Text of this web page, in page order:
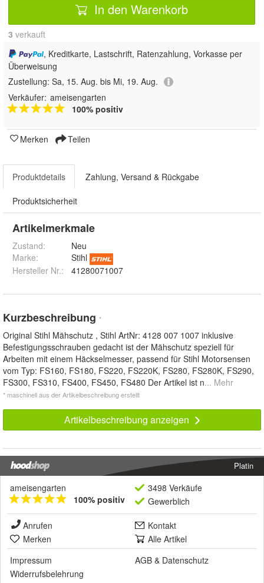
In den Warenkorb
3 verkauft
, Kreditkarte, Lastschrift, Ratenzahlung, Vorkasse per
Überweisung
Zustellung: Sa, 15. Aug. bis Mi, 19. Aug.
Verkäufer: ameisengarten
100% positiv
Merken Teilen
Produktdetails Zahlung, Versand & Rückgabe
Produktsicherheit
Artikelmerkmale
Zustand:
Neu
Marke:
Stihl
Hersteller Nr.:
41280071007
Kurzbeschreibung *
Original Stihl Mähschutz , Stihl ArtNr: 4128 007 1007 inklusive
Befestigungsschrauben gedacht ist der Mähschutz speziell für
Arbeiten mit einem Häckselmesser, passend für Stihl Motorsensen
vom Typ: FS160, FS180, FS220, FS220K, FS280, FS280K, FS290,
FS300, FS310, FS400, FS450, FS480 Der Artikel ist n... Mehr
* maschinell aus der Artikelbeschreibung erstellt
Artikelbeschreibung anzeigen
Platin
ameisengarten
100% positiv
3498 Verkäufe
Gewerblich
Anrufen
Kontakt
Merken
Alle Artikel
Impressum
AGB & Datenschutz
Widerrufsbelehrung